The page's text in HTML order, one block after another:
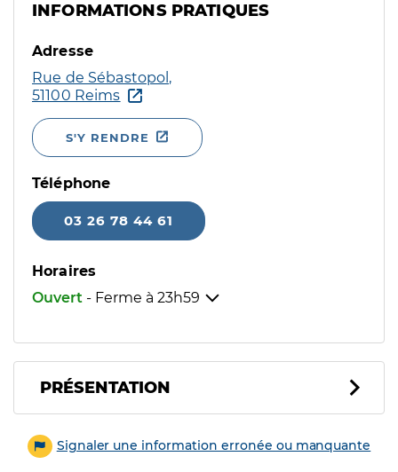
INFORMATIONS PRATIQUES
Adresse
Rue de Sébastopol,
51100 Reims
S'Y RENDRE
Téléphone
03 26 78 44 61
Horaires
Ouvert - Ferme à 23h59
PRÉSENTATION
Signaler une information erronée ou manquante